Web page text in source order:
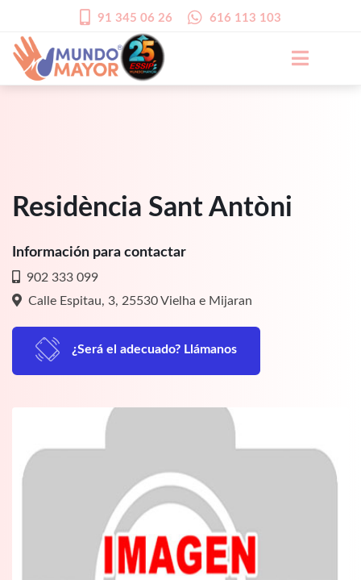
91 345 06 26 616 113 103
Residència Sant Antòni
Información para contactar
902 333 099
Calle Espitau, 3, 25530 Vielha e Mijaran
¿Será el adecuado? Llámanos